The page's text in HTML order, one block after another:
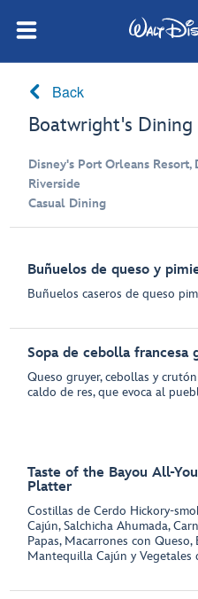
Back
Boatwright's
Disney's Port Orleans
Riverside
Casual Dining
Buñuelos de queso y
Buñuelos caseros de queso
Sopa de cebolla francesa
Queso gruyer, cebollas y
caldo de res, que evoca al
Taste of the Bayou All-
Platter
Costillas de Cerdo Hickory-
Cajún, Salchicha Ahumada,
Papas, Macarrones con
Mantequilla Cajún y Vegetales